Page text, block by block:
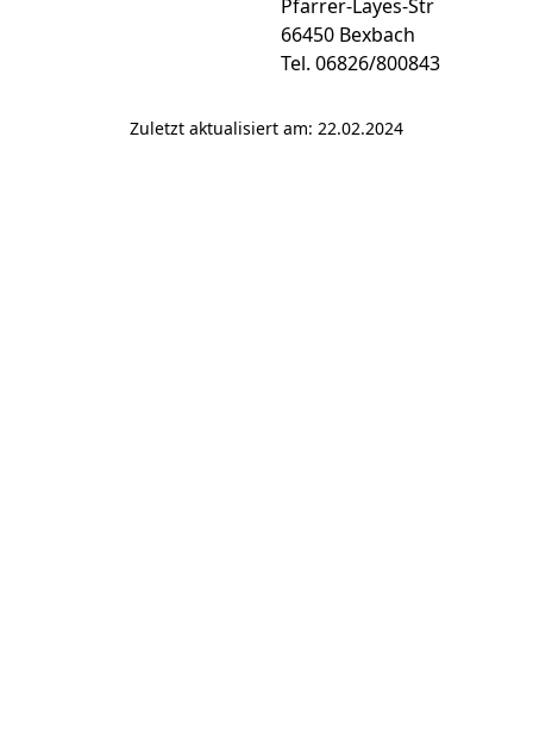
Pfarrer-Layes-Str
66450 Bexbach
Tel. 06826/800843
Zuletzt aktualisiert am: 22.02.2024